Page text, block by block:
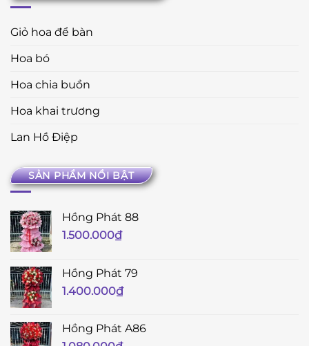
Giỏ hoa để bàn
Hoa bó
Hoa chia buồn
Hoa khai trương
Lan Hồ Điệp
SẢN PHẨM NỔI BẬT
Hồng Phát 88
1.500.000₫
Hồng Phát 79
1.400.000₫
Hồng Phát A86